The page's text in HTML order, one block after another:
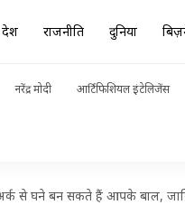
देश राजनीति दुनिया
नरेंद्र मोदी आर्टिफिशियल इंटेलिजेंस
से घने बन सकते हैं आपके बाल,